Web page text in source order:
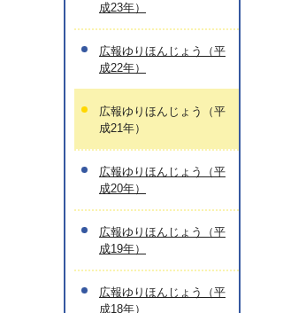
成23年）
広報ゆりほんじょう（平
成22年）
広報ゆりほんじょう（平
成21年）
広報ゆりほんじょう（平
成20年）
広報ゆりほんじょう（平
成19年）
広報ゆりほんじょう（平
成18年）